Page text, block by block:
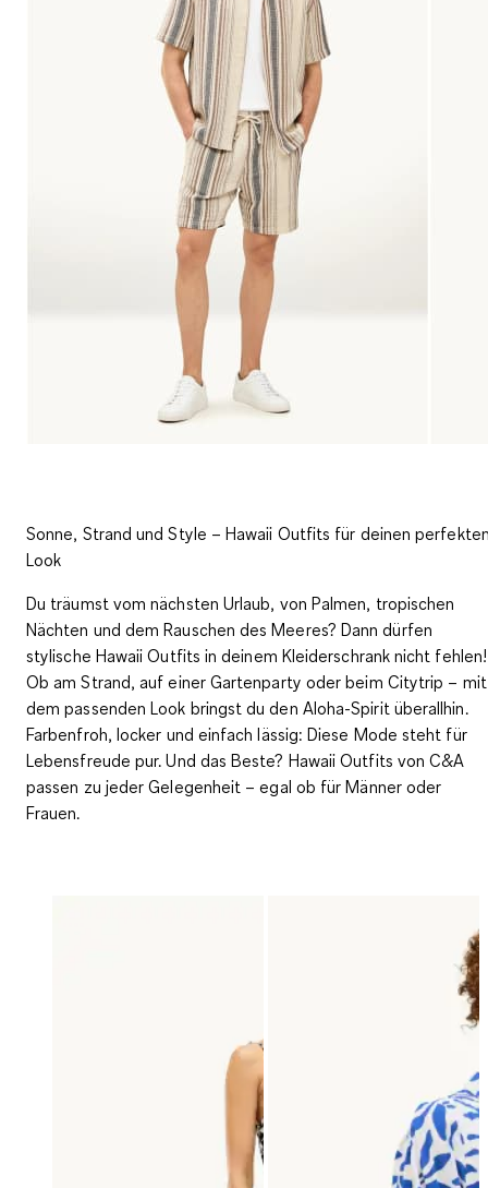
Sonne, Strand und Style – Hawaii Outfits für deinen
Look
Du träumst vom nächsten Urlaub, von Palmen, tropischen
Nächten und dem Rauschen des Meeres? Dann dürfen
stylische Hawaii Outfits in deinem Kleiderschrank nicht fehlen!
Ob am Strand, auf einer Gartenparty oder beim Citytrip – mit
dem passenden Look bringst du den Aloha-Spirit überallhin.
Farbenfroh, locker und einfach lässig: Diese Mode steht für
Lebensfreude pur. Und das Beste? Hawaii Outfits von C&A
passen zu jeder Gelegenheit – egal ob für Männer oder
Frauen.